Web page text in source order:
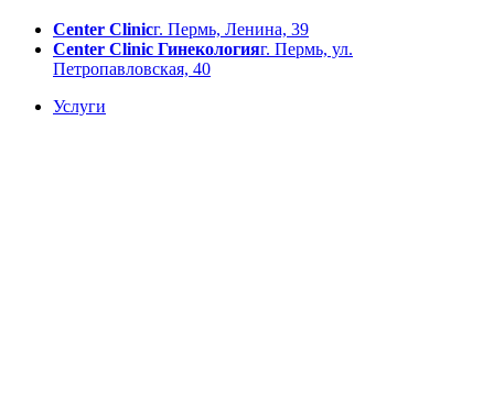
Center Clinicг. Пермь, Ленина, 39
Center Clinic Гинекологияг. Пермь, ул.
Петропавловская, 40
Услуги